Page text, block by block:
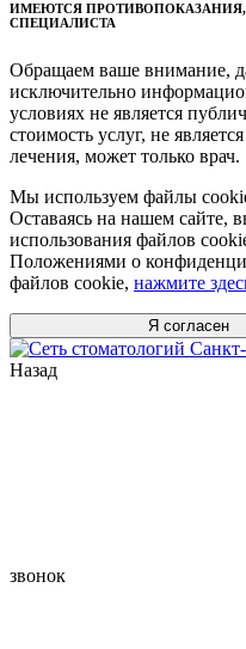
ИМЕЮТСЯ
СПЕЦИАЛИСТА
Обращаем ваше внимание,
исключительно
условиях не является
стоимость услуг, не
лечения, может только врач.
Мы используем файлы
Оставаясь на нашем сайте,
использования файлов
Положениями о
файлов cookie, нажмите
Я согласен
Назад
звонок